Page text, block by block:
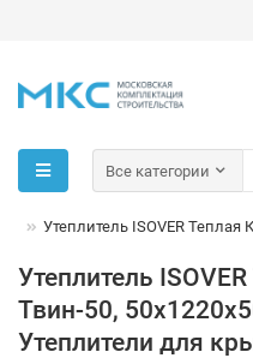
Все категории
Утеплитель ISOVER Теплая
Утеплитель
Твин-50,
Утеплители для